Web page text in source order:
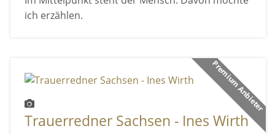
ich erzählen.
Premium Anbieter
Trauerredner Sachsen - Ines Wirth